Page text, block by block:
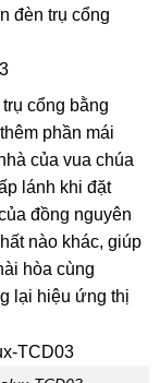
đèn trụ cổng
cổng bằng
phần mái
của vua chúa
lánh khi đặt
đồng nguyên
nào khác, giúp
hòa cùng
lại hiệu ứng thị